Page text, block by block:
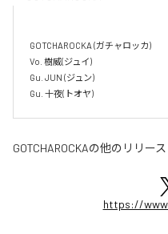
GOTCHAROCKA (ガチャロッカ)
Vo. 樹威(ジュイ)
Gu. JUN (ジュン)
GOTCHAROCKAの他のリリース
https://